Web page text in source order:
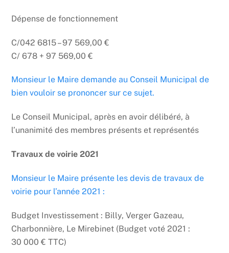
Dépense de fonctionnement
C/042 6815 – 97 569,00 €
C/ 678 + 97 569,00 €
Monsieur le Maire demande au Conseil Municipal de
bien vouloir se prononcer sur ce sujet.
Le Conseil Municipal, après en avoir délibéré, à
l’unanimité des membres présents et représentés
Travaux de voirie 2021
Monsieur le Maire présente les devis de travaux de
voirie pour l’année 2021 :
Budget Investissement : Billy, Verger Gazeau,
Charbonnière, Le Mirebinet (Budget voté 2021 :
30 000 € TTC)